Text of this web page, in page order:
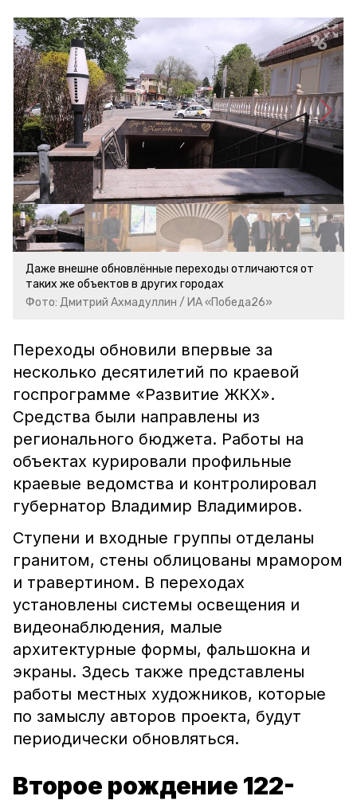
Даже внешне обновлённые переходы отличаются от
таких же объектов в других городах
Фото: Дмитрий Ахмадуллин / ИА «Победа26»
Переходы обновили впервые за
несколько десятилетий по краевой
госпрограмме «Развитие ЖКХ».
Средства были направлены из
регионального бюджета. Работы на
объектах курировали профильные
краевые ведомства и контролировал
губернатор Владимир Владимиров.
Ступени и входные группы отделаны
гранитом, стены облицованы мрамором
и травертином. В переходах
установлены системы освещения и
видеонаблюдения, малые
архитектурные формы, фальшокна и
экраны. Здесь также представлены
работы местных художников, которые
по замыслу авторов проекта, будут
периодически обновляться.
Второе рождение 122-